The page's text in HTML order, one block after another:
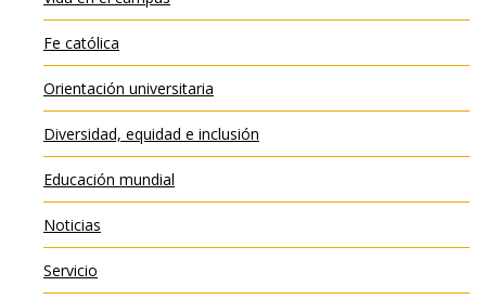
Fe católica
Orientación universitaria
Diversidad, equidad e inclusión
Educación mundial
Noticias
Servicio